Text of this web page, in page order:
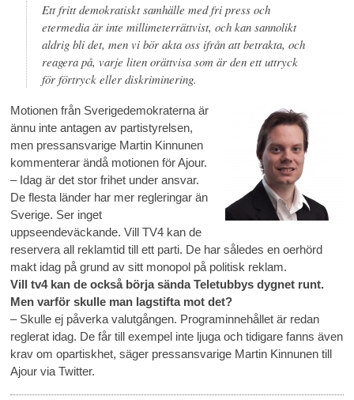
Ett fritt demokratiskt samhälle med fri press och
etermedia är inte millimeterrättvist, och kan sannolikt
aldrig bli det, men vi bör akta oss ifrån att betrakta, och
reagera på, varje liten orättvisa som är den ett uttryck
för förtryck eller diskriminering.
Motionen från Sverigedemokraterna är
ännu inte antagen av partistyrelsen,
men pressansvarige Martin Kinnunen
kommenterar ändå motionen för Ajour.
– Idag är det stor frihet under ansvar.
De flesta länder har mer regleringar än
Sverige. Ser inget
uppseendeväckande. Vill TV4 kan de
reservera all reklamtid till ett parti. De har således en oerhörd
makt idag på grund av sitt monopol på politisk reklam.
Vill tv4 kan de också börja sända Teletubbys dygnet runt.
Men varför skulle man lagstifta mot det?
– Skulle ej påverka valutgången. Programinnehållet är redan
reglerat idag. De får till exempel inte ljuga och tidigare fanns även
krav om opartiskhet, säger pressansvarige Martin Kinnunen till
Ajour via Twitter.